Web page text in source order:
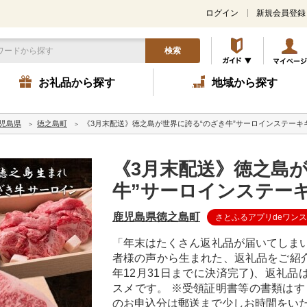
ログイン 新規会員登録
検索
お礼品から探す 地域から探す
島県 徳之島町 《3月末配送》徳之島が世界に誇る“のざき牛”サーロインステーキ
《3月末配送》徳之島
牛”サーロインステー
鹿児島県徳之島町 さとふるアプリdeワン
「年末はたくさん返礼品が届いてし
者様の声から生まれた、返礼品をご紹
年12月31日までに決済完了)、返礼品
スメです。 ※受領証明書等の書類は
のお申込分は郵送まで少しお時間をい